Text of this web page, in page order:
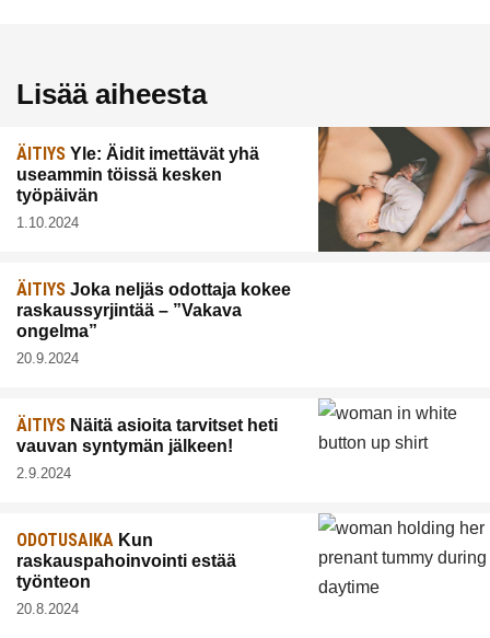
Lisää aiheesta
ÄITIYS Yle: Äidit imettävät yhä
useammin töissä kesken
työpäivän
1.10.2024
ÄITIYS Joka neljäs odottaja kokee
raskaussyrjintää – ”Vakava
ongelma”
20.9.2024
ÄITIYS Näitä asioita tarvitset heti
vauvan syntymän jälkeen!
2.9.2024
ODOTUSAIKA Kun
raskauspahoinvointi estää
työnteon
20.8.2024